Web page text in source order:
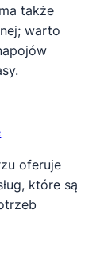
także
warto
oferuje
które są